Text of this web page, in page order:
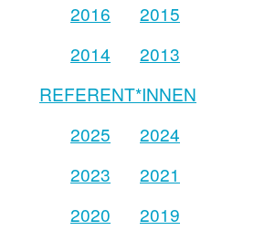
2016
2015
2014
2013
REFERENT*INNEN
2025
2024
2023
2021
2020
2019